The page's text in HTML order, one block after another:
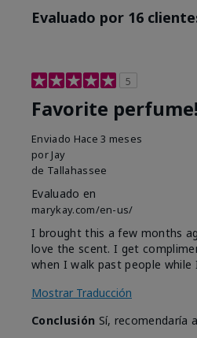
Evaluado por 16
5
Favorite perfume!
Enviado Hace 3 meses
por Jay
de Tallahassee
Evaluado en
marykay.com/en-us/
I brought this a few months
love the scent. I get
when I walk past people while
Mostrar Traducción
Conclusión Sí, recomendaría